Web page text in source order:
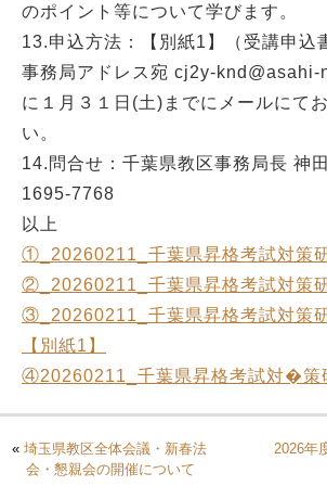
のポイント等について学びます。
13.申込方法：【別紙1】（受講申込
事務局アドレス宛 cj2y-knd@asahi-
に１月３１日(土)までにメールにて
い。
14.問合せ：千葉県教区事務局長 神
1695-7768
以上
①_20260211_千葉県昇格考試対策
②_20260211_千葉県昇格考試対策
③_20260211_千葉県昇格考試対策
【別紙1】
④20260211_千葉県昇格考試対�策
«埼玉県教区全体会議・新春法
会・懇親会の開催について
2026年